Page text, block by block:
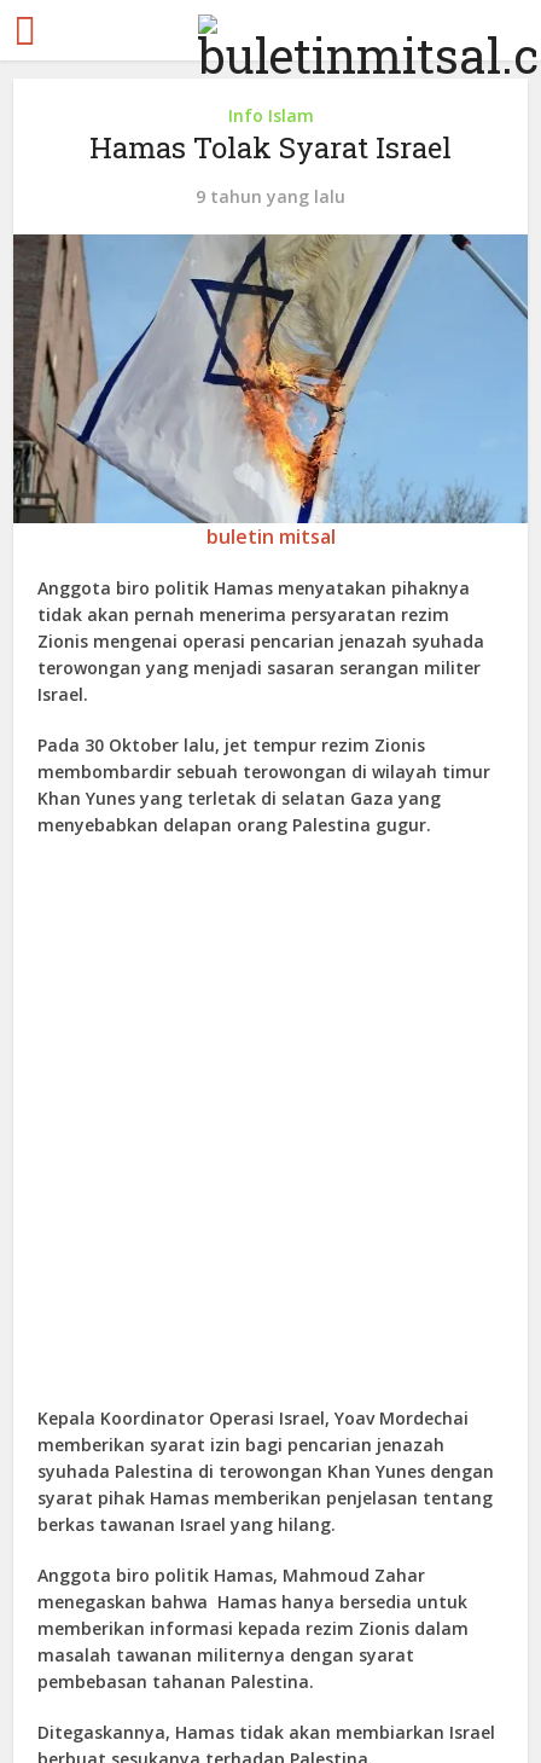
Info Islam
Hamas Tolak Syarat Israel
9 tahun yang lalu
buletin mitsal
Anggota biro politik Hamas menyatakan pihaknya
tidak akan pernah menerima persyaratan rezim
Zionis mengenai operasi pencarian jenazah syuhada
terowongan yang menjadi sasaran serangan militer
Israel.
Pada 30 Oktober lalu, jet tempur rezim Zionis
membombardir sebuah terowongan di wilayah timur
Khan Yunes yang terletak di selatan Gaza yang
menyebabkan delapan orang Palestina gugur.
Kepala Koordinator Operasi Israel, Yoav Mordechai
memberikan syarat izin bagi pencarian jenazah
syuhada Palestina di terowongan Khan Yunes dengan
syarat pihak Hamas memberikan penjelasan tentang
berkas tawanan Israel yang hilang.
Anggota biro politik Hamas, Mahmoud Zahar
menegaskan bahwa Hamas hanya bersedia untuk
memberikan informasi kepada rezim Zionis dalam
masalah tawanan militernya dengan syarat
pembebasan tahanan Palestina.
Ditegaskannya, Hamas tidak akan membiarkan Israel